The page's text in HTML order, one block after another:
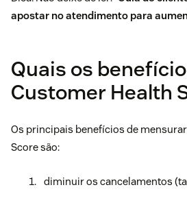
apostar no atendimento para
Quais os
Customer Health
Os principais benefícios de
Score são:
diminuir os cancelamentos